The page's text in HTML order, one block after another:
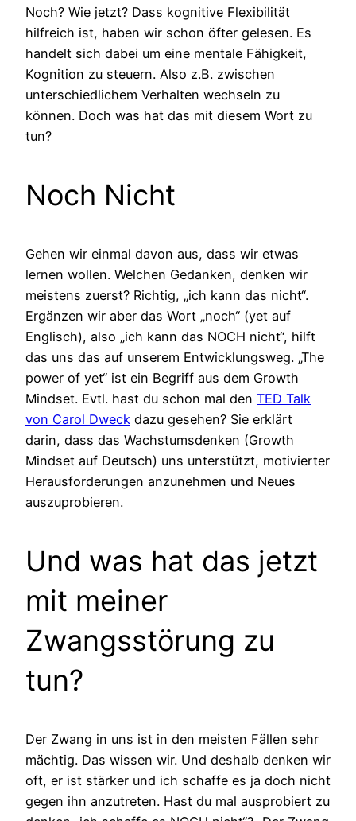
Noch? Wie jetzt? Dass kognitive Flexibilität
hilfreich ist, haben wir schon öfter gelesen. Es
handelt sich dabei um eine mentale Fähigkeit,
Kognition zu steuern. Also z.B. zwischen
unterschiedlichem Verhalten wechseln zu
können. Doch was hat das mit diesem Wort zu
tun?
Noch Nicht
Gehen wir einmal davon aus, dass wir etwas
lernen wollen. Welchen Gedanken, denken wir
meistens zuerst? Richtig, „ich kann das nicht“.
Ergänzen wir aber das Wort „noch“ (yet auf
Englisch), also „ich kann das NOCH nicht“, hilft
das uns das auf unserem Entwicklungsweg. „The
power of yet“ ist ein Begriff aus dem Growth
Mindset. Evtl. hast du schon mal den TED Talk
von Carol Dweck dazu gesehen? Sie erklärt
darin, dass das Wachstumsdenken (Growth
Mindset auf Deutsch) uns unterstützt, motivierter
Herausforderungen anzunehmen und Neues
auszuprobieren.
Und was hat das jetzt
mit meiner
Zwangsstörung zu
tun?
Der Zwang in uns ist in den meisten Fällen sehr
mächtig. Das wissen wir. Und deshalb denken wir
oft, er ist stärker und ich schaffe es ja doch nicht
gegen ihn anzutreten. Hast du mal ausprobiert zu